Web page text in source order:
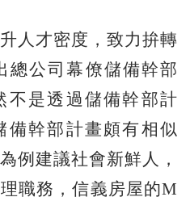
人才密度，致力拚轉
總公司幕僚儲備幹部
不是透過儲備幹部計
備幹部計畫頗有相似
例建議社會新鮮人，
職務，信義房屋的M